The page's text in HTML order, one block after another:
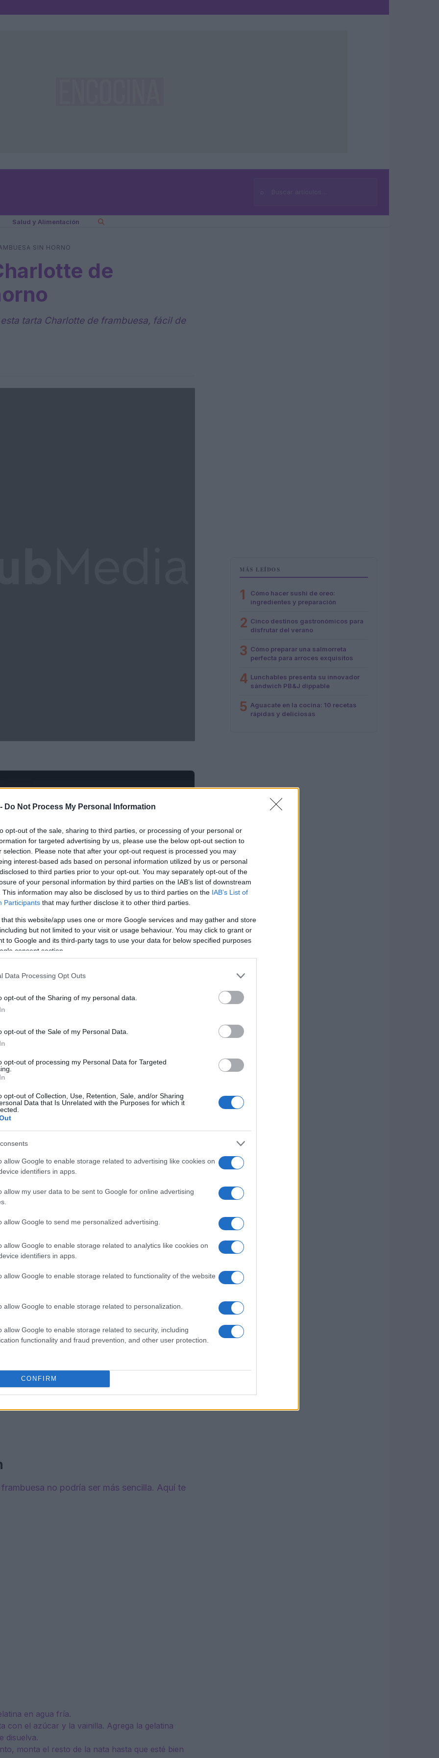
Do Not Process My Personal Information
opt-out of the sale, sharing to third parties, or processing of your personal or
for targeted advertising by us, please use the below opt-out section to
selection. Please note that after your opt-out request is processed you may
interest-based ads based on personal information utilized by us or personal
to third parties prior to your opt-out. You may separately opt-out of the
of your personal information by third parties on the IAB’s list of downstream
This information may also be disclosed by us to third parties on the IAB’s List of
Participants that may further disclose it to other third parties.
that this website/app uses one or more Google services and may gather and store
but not limited to your visit or usage behaviour. You may click to grant or
to Google and its third-party tags to use your data for below specified purposes
consent section.
Data Processing Opt Outs
opt-out of the Sharing of my personal data.
opt-out of the Sale of my Personal Data.
opt-out of processing my Personal Data for Targeted
opt-out of Collection, Use, Retention, Sale, and/or Sharing
Data that Is Unrelated with the Purposes for which it
allow Google to enable storage related to advertising like cookies on
identifiers in apps.
allow my user data to be sent to Google for online advertising
allow Google to send me personalized advertising.
allow Google to enable storage related to analytics like cookies on
identifiers in apps.
allow Google to enable storage related to functionality of the website
allow Google to enable storage related to personalization.
allow Google to enable storage related to security, including
functionality and fraud prevention, and other user protection.
CONFIRM
⌕Buscar
Salud y Alimentación
SIN HORNO
de
tarta Charlotte de frambuesa, fácil de
su origen no está del todo claro, se dice que
atribuyen a un chef inglés que la creó en
años, ha mantenido su popularidad gracias a
a diferentes sabores.
de frambuesa
con
buscan un postre ligero y atractivo.
es que se prepara en frío, lo que la convierte
especial, desde celebraciones familiares
es espectacular: unas frambuesas
hojas verdes la hacen aún más apetitosa.
de frambuesa, necesitarás los siguientes
no podría ser más sencilla. Aquí te
en agua fría.
con el azúcar y la vainilla. Agrega la gelatina
disuelva.
monta el resto de la nata hasta que esté bien
MÁS LEÍDOS
1
Cómo hacer sushi de oreo:
ingredientes y preparación
2 Cinco destinos gastronómicos para
disfrutar del verano
3 Cómo preparar una salmorreta
perfecta para arroces exquisitos
4 Lunchables presenta su innovador
sándwich PB&J dippable
5 Aguacate en la cocina: 10 recetas
rápidas y deliciosas